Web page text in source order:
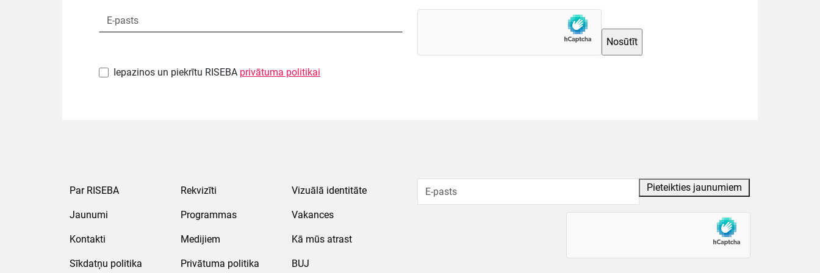
Iepazinos un piekrītu RISEBA privātuma politikai
Par RISEBA Rekvizīti Vizuālā identitāte
Jaunumi Programmas Vakances
Kontakti Medijiem Kā mūs atrast
Sīkdatņu politika Privātuma politika BUJ